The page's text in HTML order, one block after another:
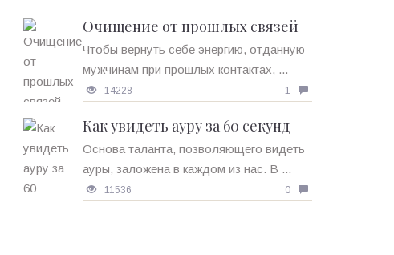
Очищение от прошлых связей
Чтобы вернуть себе энергию, отданную
мужчинам при прошлых контактах, ...
14228 1
Как увидеть ауру за 60 секунд
Основа таланта, позволяющего видеть
ауры, заложена в каждом из нас. В ...
11536 0